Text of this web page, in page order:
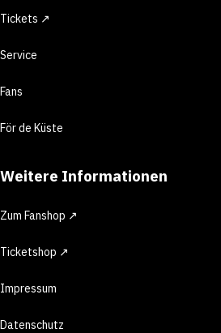
Tickets ↗
Service
Fans
För de Küste
Weitere Informationen
Zum Fanshop ↗
Ticketshop ↗
Impressum
Datenschutz